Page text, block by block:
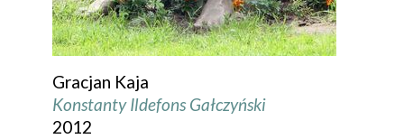
Gracjan Kaja
Konstanty Ildefons Gałczyński
2012